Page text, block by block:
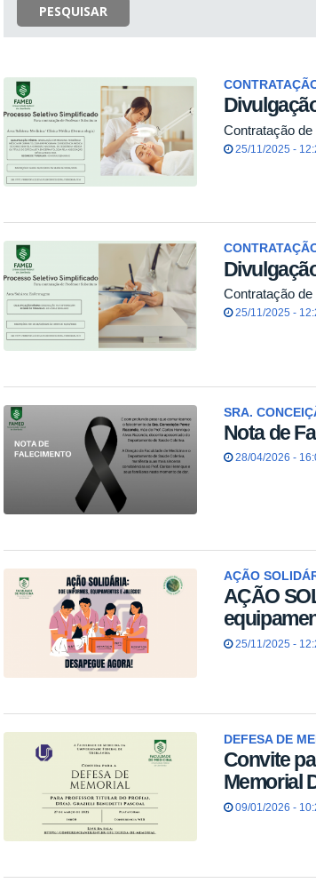
PESQUISAR
Contratação
25/11/2025 -
Contratação
25/11/2025 -
SRA.
Nota de
28/04/2026 -
AÇÃO
AÇÃO
25/11/2025 -
DEFESA DE
Convite
Memorial
09/01/2026 -